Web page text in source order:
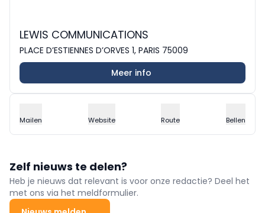
LEWIS COMMUNICATIONS
PLACE D’ESTIENNES D’ORVES 1, PARIS 75009
Meer info
Mailen Website Route Bellen
Zelf nieuws te delen?
Heb je nieuws dat relevant is voor onze redactie? Deel het
met ons via het meldformulier.